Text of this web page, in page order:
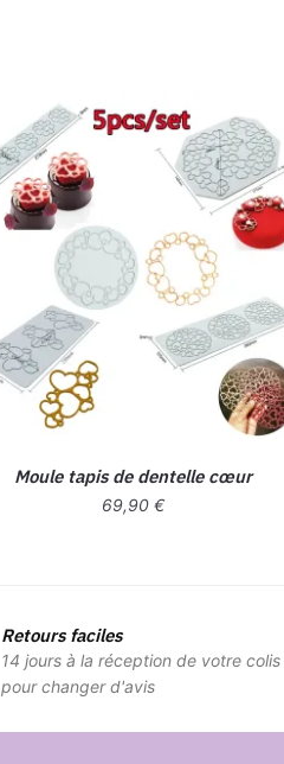
Moule tapis de dentelle cœur
69,90 €
Retours faciles
14 jours à la réception de votre colis
pour changer d'avis